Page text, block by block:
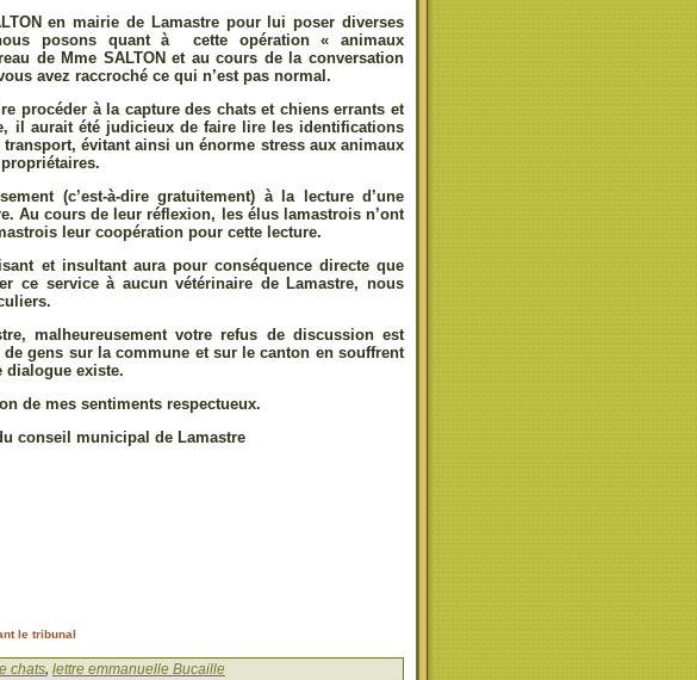
en mairie de Lamastre pour lui poser diverses
posons quant à cette opération « animaux
de Mme SALTON et au cours de la conversation
avez raccroché ce qui n’est pas normal.
procéder à la capture des chats et chiens errants et
il aurait été judicieux de faire lire les identifications
évitant ainsi un énorme stress aux animaux
(c’est-à-dire gratuitement) à la lecture d’une
Au cours de leur réflexion, les élus lamastrois n’ont
leur coopération pour cette lecture.
et insultant aura pour conséquence directe que
ce service à aucun vétérinaire de Lamastre, nous
malheureusement votre refus de discussion est
gens sur la commune et sur le canton en souffrent
dialogue existe.
de mes sentiments respectueux.
conseil municipal de Lamastre
le tribunal
chats, lettre emmanuelle Bucaille